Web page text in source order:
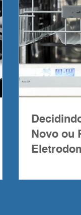
Novo ou